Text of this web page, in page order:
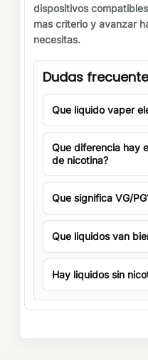
dispositivos
mas criterio y avanzar
necesitas.
Dudas
Que liquido vaper
Que diferencia hay
de nicotina?
Que significa VG/
Que liquidos van
Hay liquidos sin